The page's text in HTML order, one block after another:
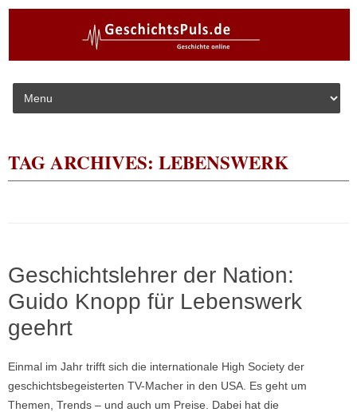
Skip to content
TAG ARCHIVES: LEBENSWERK
Geschichtslehrer der Nation:
Guido Knopp für Lebenswerk
geehrt
Einmal im Jahr trifft sich die internationale High Society der
geschichtsbegeisterten TV-Macher in den USA. Es geht um
Themen, Trends – und auch um Preise. Dabei hat die